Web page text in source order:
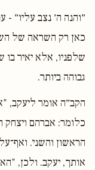
״והנה ה׳ נצב עליו״
כאן רק השראה של
שלפניו, אלא יאיר בו
גבוהה ביותר.
הקב״ה אומר ליעקב,
כלומר: אברהם ויצחק
הראשון והשני.
אותך, יעקב. ולכן,